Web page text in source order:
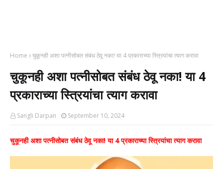
Home चुकूनही अशा पत्नीसोबत संबंध ठेवू नका! या 4 प्रकाराच्या स्त्रियांचा त्याग करावा
चुकूनही अशा पत्नीसोबत संबंध ठेवू नका! या 4
प्रकाराच्या स्त्रियांचा त्याग करावा
Sangli Darpan September 10, 2024
चुकूनही अशा पत्नीसोबत संबंध ठेवू नका! या 4 प्रकाराच्या स्त्रियांचा त्याग करावा